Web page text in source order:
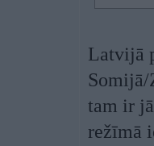
Latvijā
tam ir
režīmā